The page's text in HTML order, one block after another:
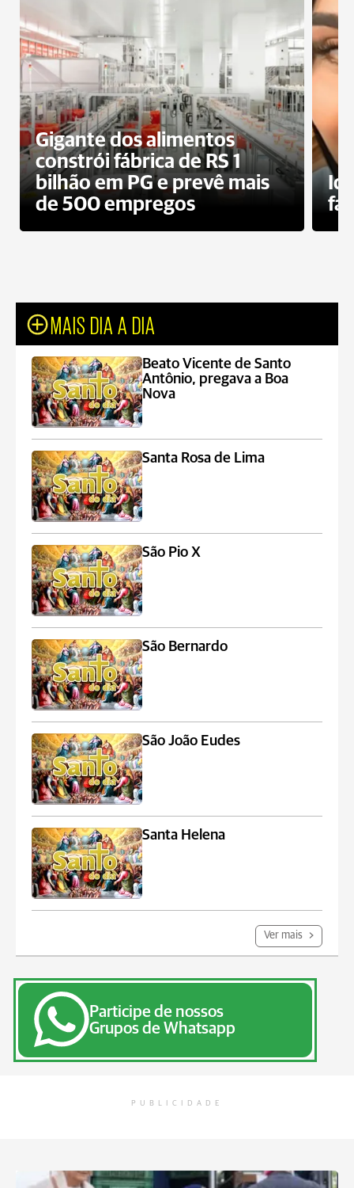
Gigante dos alimentos
constrói fábrica de RS 1
bilhão em PG e prevê mais
de 500 empregos
MAIS DIA A DIA
Beato Vicente de Santo
Antônio, pregava a Boa
Nova
Santa Rosa de Lima
São Pio X
São Bernardo
São João Eudes
Santa Helena
Ver mais
Participe de nossos
Grupos de Whatsapp
PUBLICIDADE